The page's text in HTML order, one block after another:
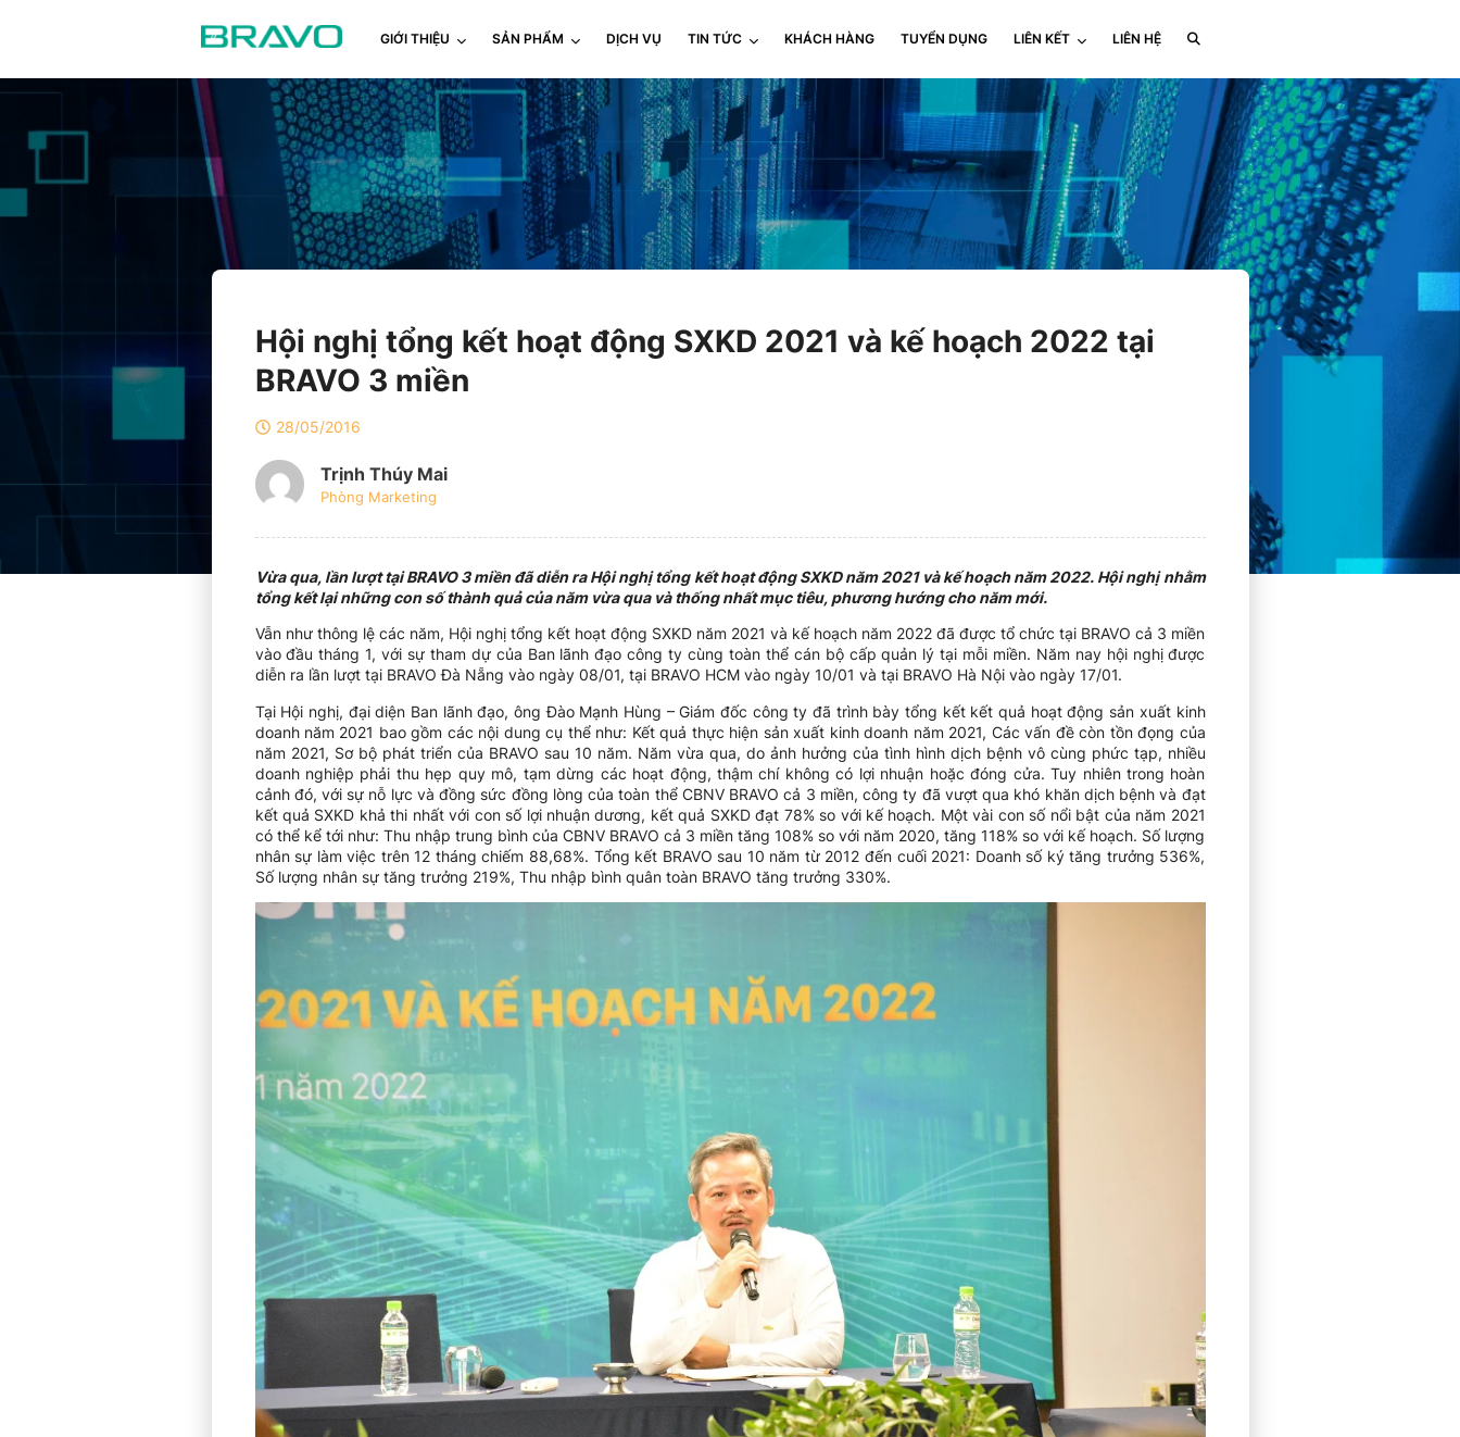
GIỚI THIỆU SẢN PHẨM DỊCH VỤ TIN TỨC KHÁCH HÀNG TUYỂN DỤNG LIÊN KẾT LIÊN HỆ
Hội nghị tổng kết hoạt động SXKD 2021 và kế hoạch 2022 tại
BRAVO 3 miền
28/05/2016
Trịnh Thúy Mai
Phòng Marketing
Vừa qua, lần lượt tại BRAVO 3 miền đã diễn ra Hội nghị tổng kết hoạt động SXKD năm 2021 và kế hoạch năm 2022. Hội nghị nhằm
tổng kết lại những con số thành quả của năm vừa qua và thống nhất mục tiêu, phương hướng cho năm mới.
Vẫn như thông lệ các năm, Hội nghị tổng kết hoạt động SXKD năm 2021 và kế hoạch năm 2022 đã được tổ chức tại BRAVO cả 3 miền
vào đầu tháng 1, với sự tham dự của Ban lãnh đạo công ty cùng toàn thể cán bộ cấp quản lý tại mỗi miền. Năm nay hội nghị được
diễn ra lần lượt tại BRAVO Đà Nẵng vào ngày 08/01, tại BRAVO HCM vào ngày 10/01 và tại BRAVO Hà Nội vào ngày 17/01.
Tại Hội nghị, đại diện Ban lãnh đạo, ông Đào Mạnh Hùng – Giám đốc công ty đã trình bày tổng kết kết quả hoạt động sản xuất kinh
doanh năm 2021 bao gồm các nội dung cụ thể như: Kết quả thực hiện sản xuất kinh doanh năm 2021, Các vấn đề còn tồn đọng của
năm 2021, Sơ bộ phát triển của BRAVO sau 10 năm. Năm vừa qua, do ảnh hưởng của tình hình dịch bệnh vô cùng phức tạp, nhiều
doanh nghiệp phải thu hẹp quy mô, tạm dừng các hoạt động, thậm chí không có lợi nhuận hoặc đóng cửa. Tuy nhiên trong hoàn
cảnh đó, với sự nỗ lực và đồng sức đồng lòng của toàn thể CBNV BRAVO cả 3 miền, công ty đã vượt qua khó khăn dịch bệnh và đạt
kết quả SXKD khả thi nhất với con số lợi nhuận dương, kết quả SXKD đạt 78% so với kế hoạch. Một vài con số nổi bật của năm 2021
có thể kể tới như: Thu nhập trung bình của CBNV BRAVO cả 3 miền tăng 108% so với năm 2020, tăng 118% so với kế hoạch. Số lượng
nhân sự làm việc trên 12 tháng chiếm 88,68%. Tổng kết BRAVO sau 10 năm từ 2012 đến cuối 2021: Doanh số ký tăng trưởng 536%,
Số lượng nhân sự tăng trưởng 219%, Thu nhập bình quân toàn BRAVO tăng trưởng 330%.